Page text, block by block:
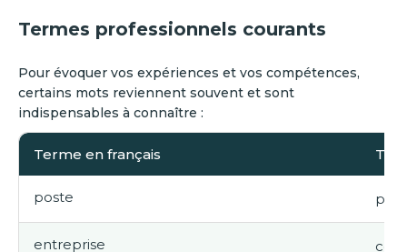
Termes professionnels courants
Pour évoquer vos expériences et vos compétences,
certains mots reviennent souvent et sont
indispensables à connaître :
Terme en français
poste
entreprise